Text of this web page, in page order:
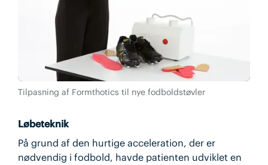
Tilpasning af Formthotics til nye fodboldstøvler
Løbeteknik
På grund af den hurtige acceleration, der er
nødvendig i fodbold, havde patienten udviklet en